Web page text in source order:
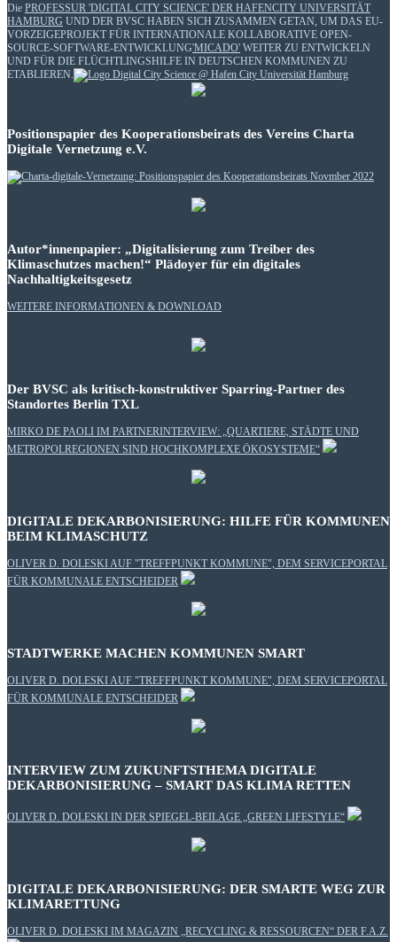
Die PROFESSUR 'DIGITAL CITY SCIENCE' DER HAFENCITY UNIVERSITÄT
HAMBURG UND DER BVSC HABEN SICH ZUSAMMEN GETAN, UM DAS EU-
VORZEIGEPROJEKT FÜR INTERNATIONALE KOLLABORATIVE OPEN-
SOURCE-SOFTWARE-ENTWICKLUNG'MICADO' WEITER ZU ENTWICKELN
UND FÜR DIE FLÜCHTLINGSHILFE IN DEUTSCHEN KOMMUNEN ZU
ETABLIEREN.
Positionspapier des Kooperationsbeirats des Vereins Charta
Digitale Vernetzung e.V.
Autor*innenpapier: „Digitalisierung zum Treiber des
Klimaschutzes machen!“ Plädoyer für ein digitales
Nachhaltigkeitsgesetz
WEITERE INFORMATIONEN & DOWNLOAD
Der BVSC als kritisch-konstruktiver Sparring-Partner des
Standortes Berlin TXL
MIRKO DE PAOLI IM PARTNERINTERVIEW: „QUARTIERE, STÄDTE UND
METROPOLREGIONEN SIND HOCHKOMPLEXE ÖKOSYSTEME“
DIGITALE DEKARBONISIERUNG: HILFE FÜR KOMMUNEN
BEIM KLIMASCHUTZ
OLIVER D. DOLESKI AUF "TREFFPUNKT KOMMUNE", DEM SERVICEPORTAL
FÜR KOMMUNALE ENTSCHEIDER
STADTWERKE MACHEN KOMMUNEN SMART
OLIVER D. DOLESKI AUF "TREFFPUNKT KOMMUNE", DEM SERVICEPORTAL
FÜR KOMMUNALE ENTSCHEIDER
INTERVIEW ZUM ZUKUNFTSTHEMA DIGITALE
DEKARBONISIERUNG – SMART DAS KLIMA RETTEN
OLIVER D. DOLESKI IN DER SPIEGEL-BEILAGE „GREEN LIFESTYLE“
DIGITALE DEKARBONISIERUNG: DER SMARTE WEG ZUR
KLIMARETTUNG
OLIVER D. DOLESKI IM MAGAZIN „RECYCLING & RESSOURCEN“ DER F.A.Z.